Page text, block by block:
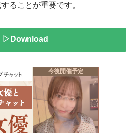
ることが重要です。
▷Download